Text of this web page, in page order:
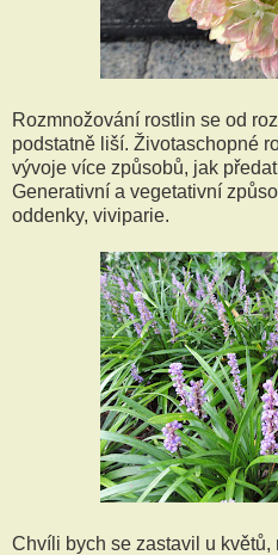
Rozmnožování rostlin se od
podstatně liší. Životaschopné
vývoje více způsobů, jak
Generativní a vegetativní
oddenky, viviparie.
Chvíli bych se zastavil u